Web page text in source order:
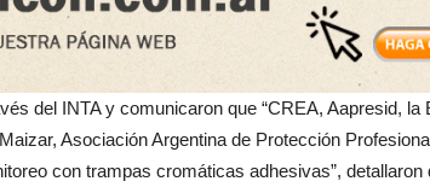
del INTA y comunicaron que “CREA, Aapresid, la
Asociación Argentina de Protección
con trampas cromáticas adhesivas”, detallaron